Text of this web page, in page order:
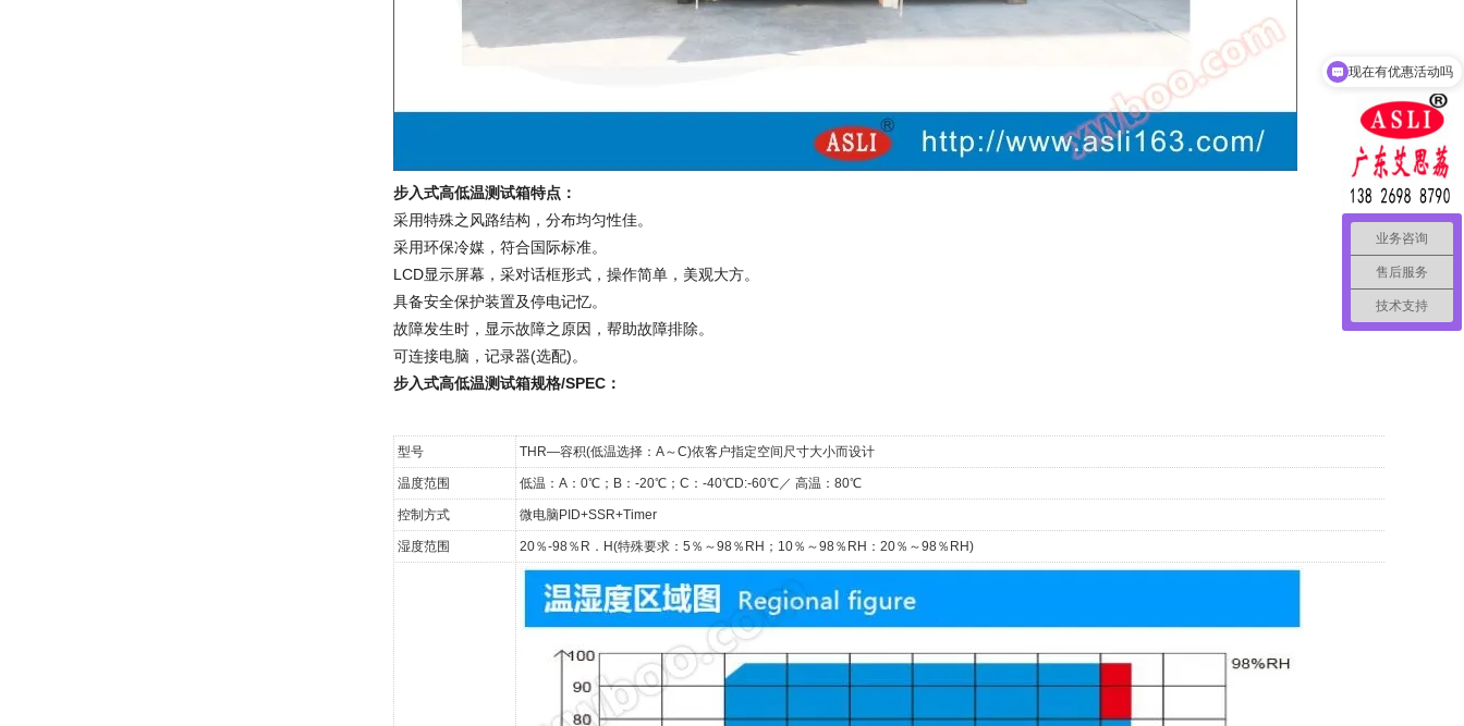
步入式高低温测试箱特点：
采用特殊之风路结构，分布均匀性佳。
采用环保冷媒，符合国际标准。
LCD显示屏幕，采对话框形式，操作简单，美观大方。
具备安全保护装置及停电记忆。
故障发生时，显示故障之原因，帮助故障排除。
可连接电脑，记录器(选配)。
步入式高低温测试箱规格/SPEC ：
型号 THR—容积(低温选择：A～C)依客户指定空间尺寸大小而设计
温度范围 低温：A：0℃；B：-20℃；C：-40℃D:-60℃／ 高温：80℃
控制方式 微电脑PID+SSR+Timer
湿度范围 20％-98％R．H(特殊要求：5％～98％RH；10％～98％RH：20％～98％RH)
业务咨询
售后服务
技术支持
可以介绍下你们的产品么